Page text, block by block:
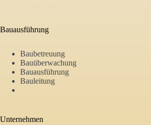
Bauausführung
Baubetreuung
Bauüberwachung
Bauausführung
Bauleitung
Unternehmen